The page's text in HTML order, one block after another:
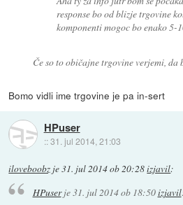
response bo od blizje trgovine
komponenti mogoc bo enako 5-
Če so to običajne trgovine verjemi, da
Bomo vidli ime trgovine je pa in-sert
HPuser
::31. jul 2014, 21:03
iloveboobz je31. jul 2014 ob 20:28izjavil:
HPuserje31. jul 2014 ob 18:50izjavil